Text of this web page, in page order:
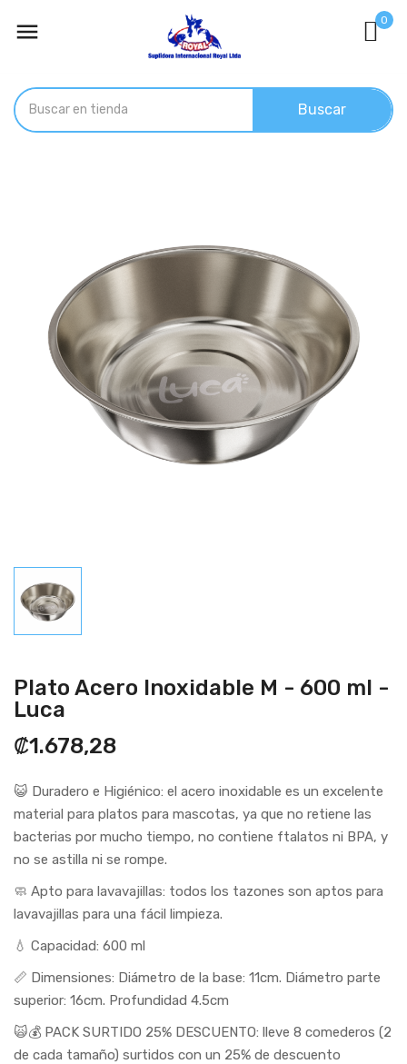
 0
Buscar
Plato Acero Inoxidable M - 600 ml -
Luca
₡1.678,28
😺 Duradero e Higiénico: el acero inoxidable es un excelente
material para platos para mascotas, ya que no retiene las
bacterias por mucho tiempo, no contiene ftalatos ni BPA, y
no se astilla ni se rompe.
🧼 Apto para lavavajillas: todos los tazones son aptos para
lavavajillas para una fácil limpieza.
💧 Capacidad: 600 ml
📏 Dimensiones: Diámetro de la base: 11cm. Diámetro parte
superior: 16cm. Profundidad 4.5cm
🙀💰 PACK SURTIDO 25% DESCUENTO: lleve 8 comederos (2
de cada tamaño) surtidos con un 25% de descuento